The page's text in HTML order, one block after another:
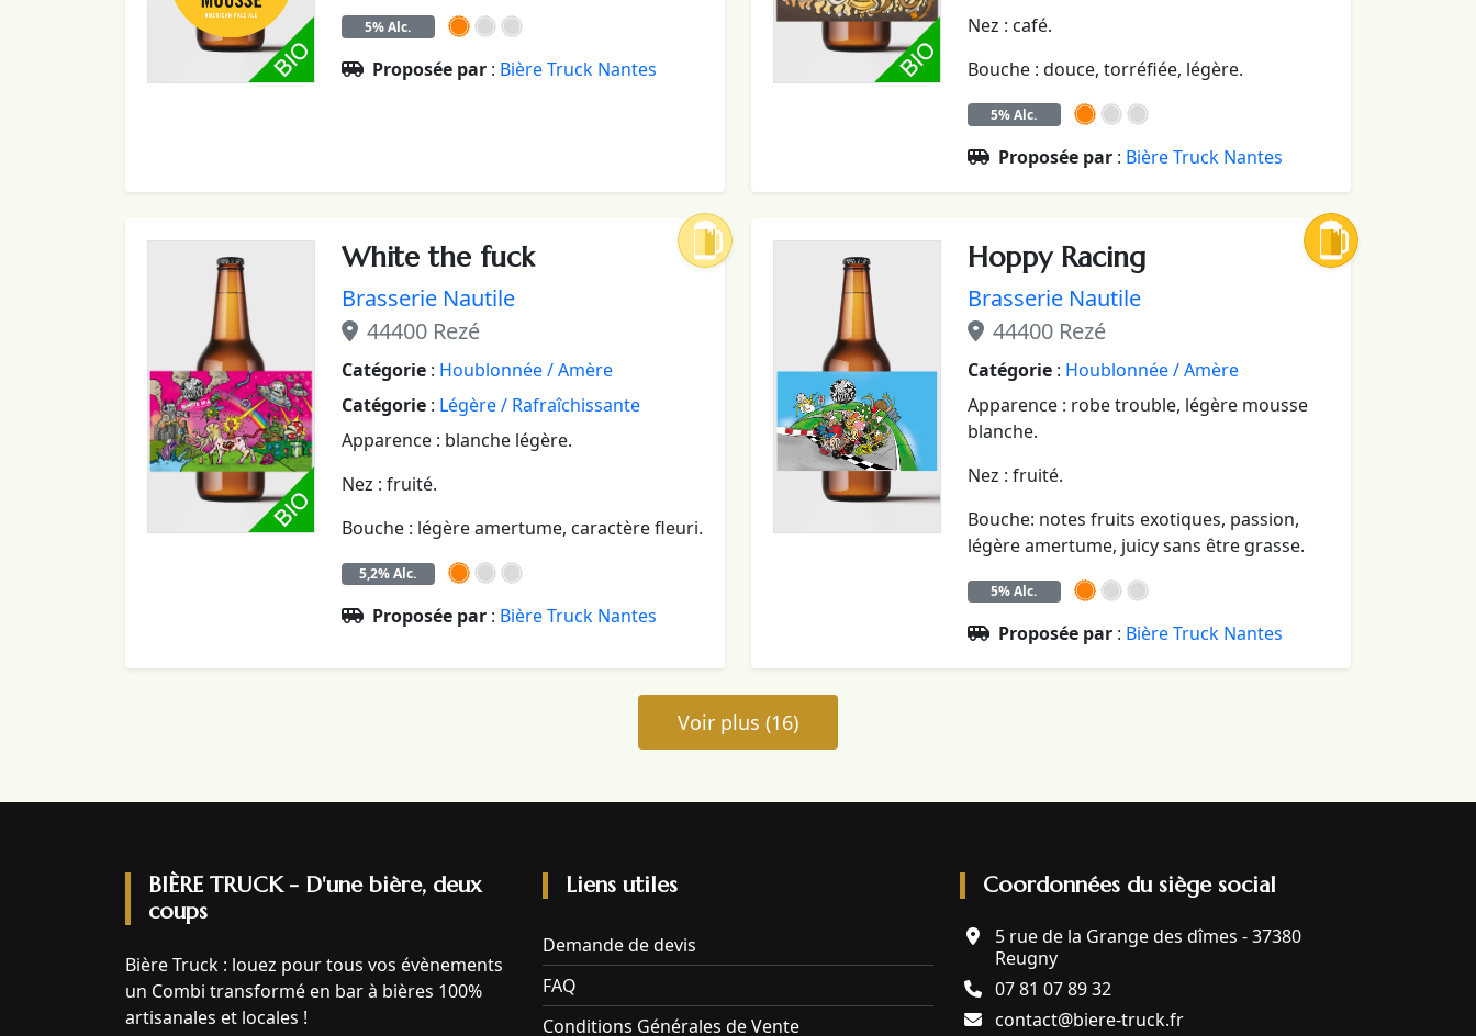
5% Alc.
Proposée par: Bière Truck Nantes
Nez : café.
Bouche : douce, torréfiée, légère.
5% Alc.
Proposée par: Bière Truck Nantes
White the fuck
Brasserie Nautile
44400 Rezé
Catégorie: Houblonnée / Amère
Catégorie: Légère / Rafraîchissante
Apparence : blanche légère.
Nez : fruité.
Bouche : légère amertume, caractère fleuri.
5,2% Alc.
Proposée par: Bière Truck Nantes
Hoppy Racing
Brasserie Nautile
44400 Rezé
Catégorie: Houblonnée / Amère
Apparence : robe trouble, légère mousse
blanche.
Nez : fruité.
Bouche: notes fruits exotiques, passion,
légère amertume, juicy sans être grasse.
5% Alc.
Proposée par: Bière Truck Nantes
Voir plus (16)
BIÈRE TRUCK - D'une bière, deux
coups
Bière Truck : louez pour tous vos évènements
un Combi transformé en bar à bières 100%
artisanales et locales !
Liens utiles
Demande de devis
FAQ
Conditions Générales de Vente
Coordonnées du siège social
5 rue de la Grange des dîmes - 37380
Reugny
07 81 07 89 32
contact@biere-truck.fr